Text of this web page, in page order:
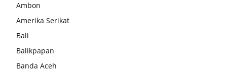
Ambon
Amerika Serikat
Bali
Balikpapan
Banda Aceh